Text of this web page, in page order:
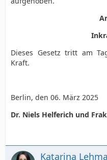
Dieses Gesetz tritt am
Kraft.
Berlin, den 06. März 2025
Dr. Niels Helferich und
Katarina